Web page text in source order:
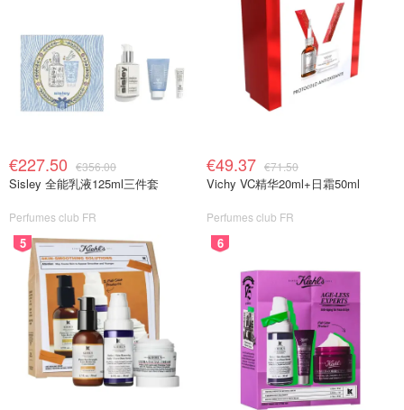
€227.50 €356.00
Sisley 全能乳液125ml三件套
Perfumes club FR
€49.37 €71.50
Vichy VC精华20ml+日霜50ml
Perfumes club FR
5 6